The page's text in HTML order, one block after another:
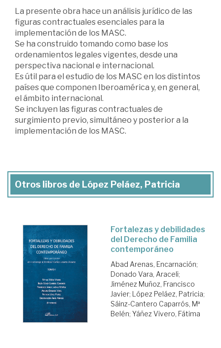
La presente obra hace un análisis jurídico de las
figuras contractuales esenciales para la
implementación de los MASC.
Se ha construido tomando como base los
ordenamientos legales vigentes, desde una
perspectiva nacional e internacional.
Es útil para el estudio de los MASC en los distintos
países que componen Iberoamérica y, en general,
el ámbito internacional.
Se incluyen las figuras contractuales de
surgimiento previo, simultáneo y posterior a la
implementación de los MASC.
Otros libros de López Peláez, Patricia
Fortalezas y debilidades
del Derecho de Familia
contemporáneo
Abad Arenas, Encarnación;
Donado Vara, Araceli;
Jiménez Muñoz, Francisco
Javier; López Peláez, Patricia;
Sáinz-Cantero Caparrós, Mª
Belén; Yáñez Vivero, Fátima